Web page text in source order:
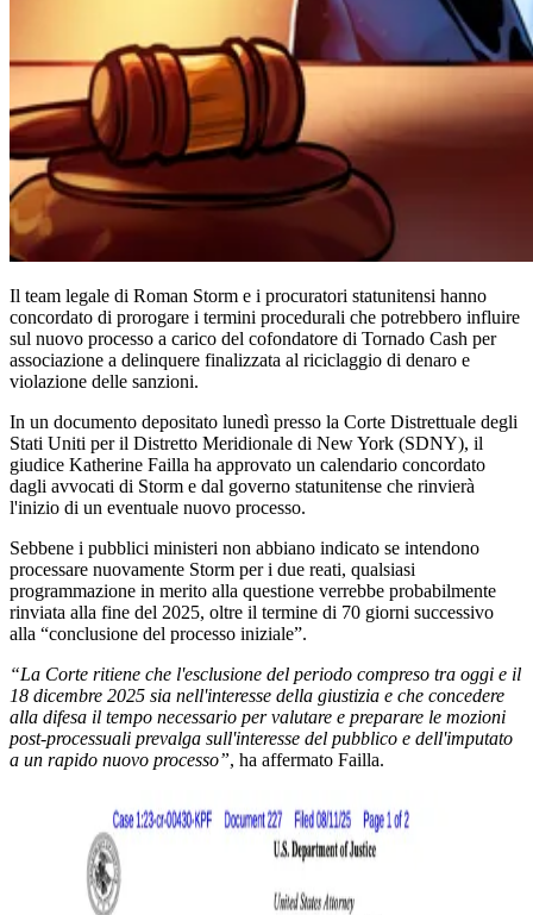
Il team legale di Roman Storm e i procuratori statunitensi hanno
concordato di prorogare i termini procedurali che potrebbero influire
sul nuovo processo a carico del cofondatore di Tornado Cash per
associazione a delinquere finalizzata al riciclaggio di denaro e
violazione delle sanzioni.
In un documento depositato lunedì presso la Corte Distrettuale degli
Stati Uniti per il Distretto Meridionale di New York (SDNY), il
giudice Katherine Failla ha approvato un calendario concordato
dagli avvocati di Storm e dal governo statunitense che rinvierà
l'inizio di un eventuale nuovo processo.
Sebbene i pubblici ministeri non abbiano indicato se intendono
processare nuovamente Storm per i due reati, qualsiasi
programmazione in merito alla questione verrebbe probabilmente
rinviata alla fine del 2025, oltre il termine di 70 giorni successivo
alla “conclusione del processo iniziale”.
“La Corte ritiene che l'esclusione del periodo compreso tra oggi e il
18 dicembre 2025 sia nell'interesse della giustizia e che concedere
alla difesa il tempo necessario per valutare e preparare le mozioni
post-processuali prevalga sull'interesse del pubblico e dell'imputato
a un rapido nuovo processo”, ha affermato Failla.